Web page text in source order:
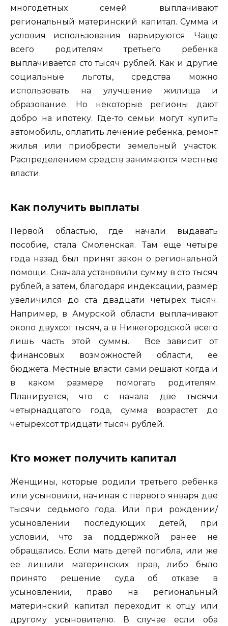
многодетных семей выплачивают
региональный материнский капитал. Сумма и
условия использования варьируются. Чаще
всего родителям третьего ребенка
выплачивается сто тысяч рублей. Как и другие
социальные льготы, средства можно
использовать на улучшение жилища и
образование. Но некоторые регионы дают
добро на ипотеку. Где-то семьи могут купить
автомобиль, оплатить лечение ребенка, ремонт
жилья или приобрести земельный участок.
Распределением средств занимаются местные
власти.
Как получить выплаты
Первой областью, где начали выдавать
пособие, стала Смоленская. Там еще четыре
года назад был принят закон о региональной
помощи. Сначала установили сумму в сто тысяч
рублей, а затем, благодаря индексации, размер
увеличился до ста двадцати четырех тысяч.
Например, в Амурской области выплачивают
около двухсот тысяч, а в Нижегородской всего
лишь часть этой суммы. Все зависит от
финансовых возможностей области, ее
бюджета. Местные власти сами решают когда и
в каком размере помогать родителям.
Планируется, что с начала две тысячи
четырнадцатого года, сумма возрастет до
четырехсот тридцати тысяч рублей.
Кто может получить капитал
Женщины, которые родили третьего ребенка
или усыновили, начиная с первого января две
тысячи седьмого года. Или при рождении/
усыновлении последующих детей, при
условии, что за поддержкой ранее не
обращались. Если мать детей погибла, или же
ее лишили материнских прав, либо было
принято решение суда об отказе в
усыновлении, право на региональный
материнский капитал переходит к отцу или
другому усыновителю. В случае если оба